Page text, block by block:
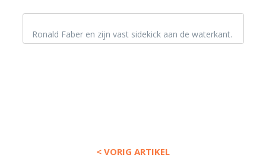
Ronald Faber en zijn vast sidekick aan de waterkant.
< VORIG ARTIKEL